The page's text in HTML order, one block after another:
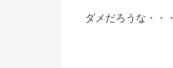
ダメだろうな・・・